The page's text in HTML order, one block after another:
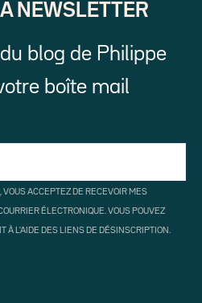
NEWSLETTER
du blog de Philippe
boîte mail
ACCEPTEZ DE RECEVOIR MES
ÉLECTRONIQUE. VOUS POUVEZ
À L'AIDE DES LIENS DE DÉSINSCRIPTION.